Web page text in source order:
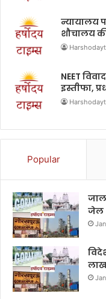
न्यायालय
शौचालय
NEET
इस्तीफा,
Popular
जेल